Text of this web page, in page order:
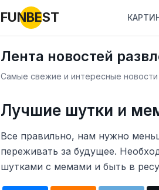
FUNBEST
Лента новостей
Самые свежие и интересные новости
Лучшие шутки и
Все правильно, нам нужно
переживать за будущее.
шутками с мемами и быть в